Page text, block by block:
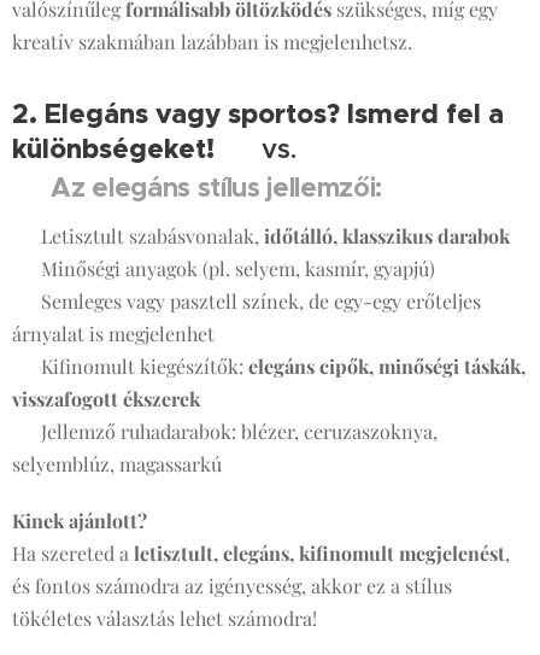
valószínűlegformálisabb öltözködés szükséges, míg egy
kreatív szakmában lazábban is megjelenhetsz.
2. Elegáns vagy sportos? Ismerd fel a
különbségeket! 👠 vs. 👟
👗 Az elegáns stílus jellemzői:
✔ Letisztult szabásvonalak, időtálló, klasszikus darabok
✔ Minőségi anyagok (pl. selyem, kasmír, gyapjú)
✔ Semleges vagy pasztell színek, de egy-egy erőteljes
árnyalat is megjelenhet
✔ Kifinomult kiegészítők: elegáns cipők, minőségi táskák,
visszafogott ékszerek
✔ Jellemző ruhadarabok: blézer, ceruzaszoknya,
selyemblúz, magassarkú
Kinek ajánlott?
Ha szereted a letisztult, elegáns, kifinomult megjelenést,
és fontos számodra az igényesség, akkor ez a stílus
tökéletes választás lehet számodra!